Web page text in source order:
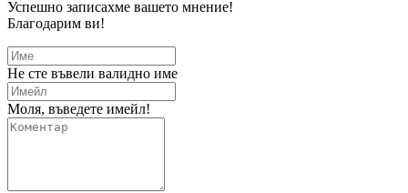
Успешно записахме вашето мнение!
Благодарим ви!
Не сте въвели валидно име
Моля, въведете имейл!